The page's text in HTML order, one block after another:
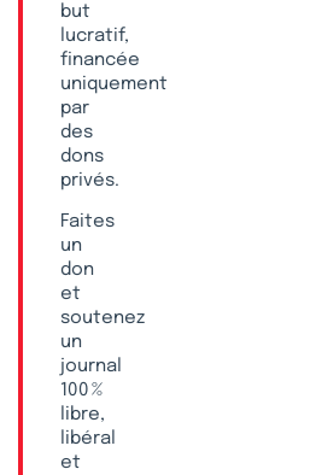
but
lucratif,
financée
uniquement
par
des
dons
privés.
Faites
un
don
et
soutenez
un
journal
100 %
libre,
libéral
et